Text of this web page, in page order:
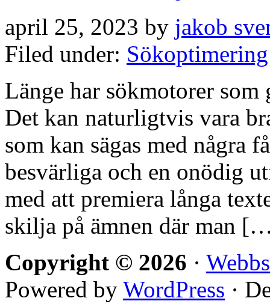
april 25, 2023 by jakob
Filed under: Sökoptimering
Länge har sökmotorer
Det kan naturligtvis vara
som kan sägas med några
besvärliga och en onödig
med att premiera långa
skilja på ämnen där man
Copyright © 2026 ·
Powered by WordPress ·